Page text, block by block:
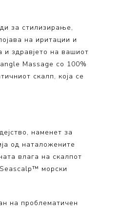
Limited
за стилизирање,
на иритации и
и здравјето на вашиот
Massage со 100%
скалп, која се
наменет за
од наталожените
влага на скалпот
морски
на проблематичен